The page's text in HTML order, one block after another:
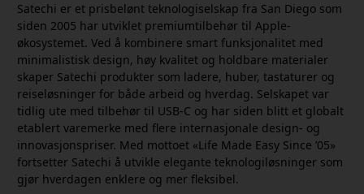
Satechi er et prisbelønt teknologiselskap fra San Diego som
siden 2005 har utviklet premiumtilbehør til Apple-
økosystemet. Ved å kombinere smart funksjonalitet med
minimalistisk design, høy kvalitet og holdbare materialer
skaper Satechi produkter som ladere, huber, tastaturer og
reiseløsninger for både arbeid og hverdag. Selskapet var
tidlig ute med tilbehør til USB-C og har siden blitt et globalt
etablert varemerke med flere internasjonale design- og
innovasjonspriser. Med mottoet «Life Made Easy Since ’05»
fortsetter Satechi å utvikle elegante teknologiløsninger som
gjør hverdagen enklere og mer fleksibel.